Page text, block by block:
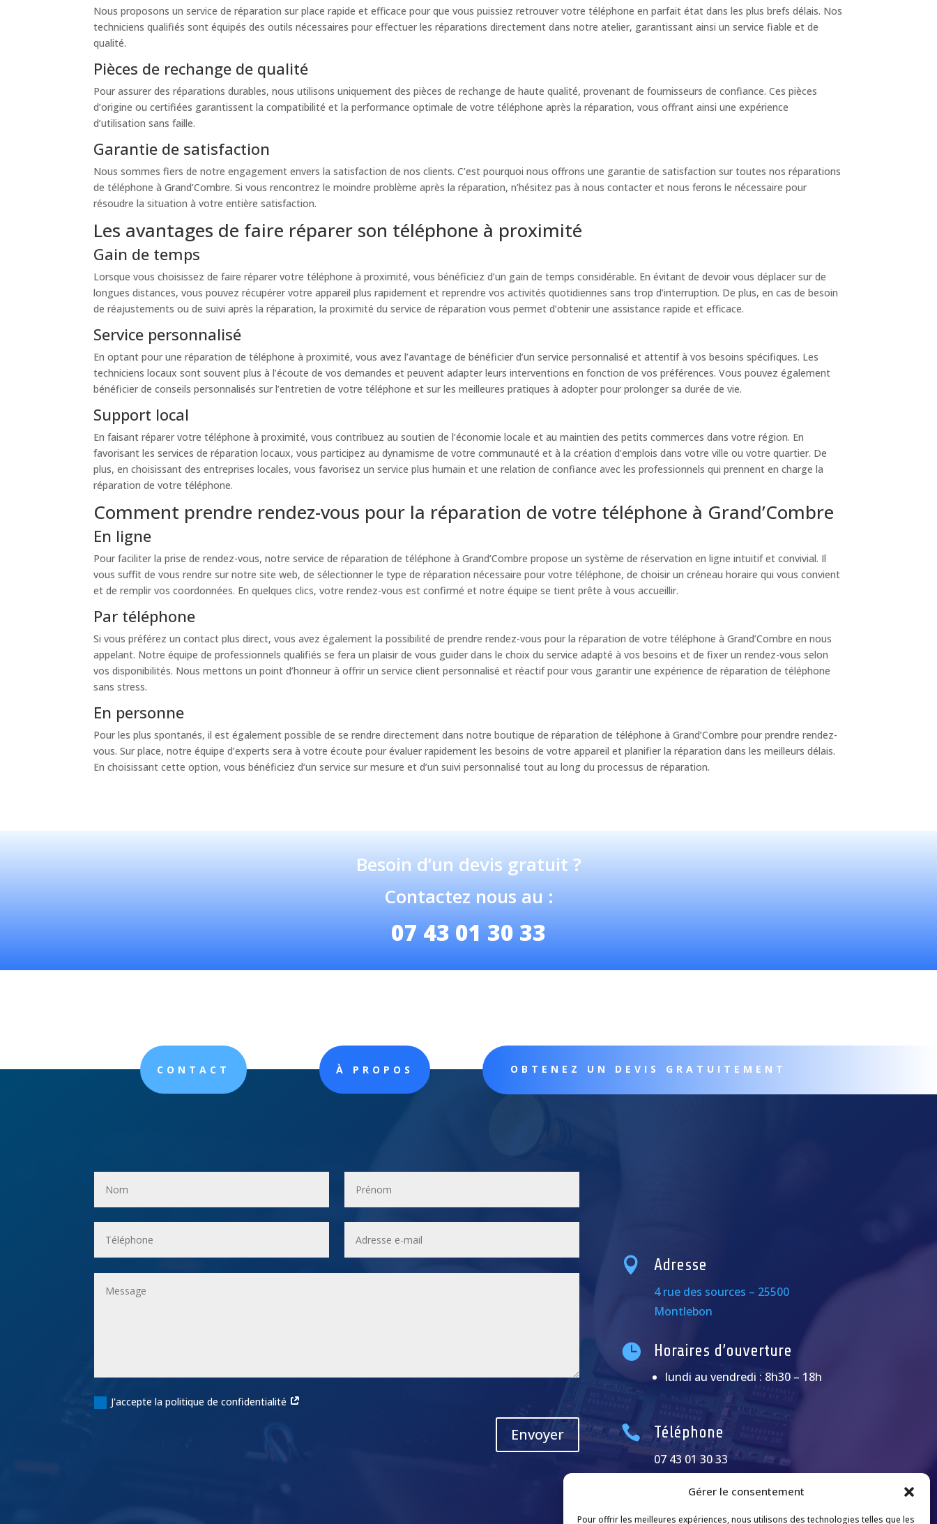
Gérer le consentement
Pour offrir les meilleures expériences, nous utilisons des technologies telles que les
Nous proposons un service de réparation sur place rapide et efficace pour que vous puissiez retrouver votre téléphone en parfait état dans les plus brefs délais. Nos
techniciens qualifiés sont équipés des outils nécessaires pour effectuer les réparations directement dans notre atelier, garantissant ainsi un service fiable et de
qualité.
Pièces de rechange de qualité
Pour assurer des réparations durables, nous utilisons uniquement des pièces de rechange de haute qualité, provenant de fournisseurs de confiance. Ces pièces
d’origine ou certifiées garantissent la compatibilité et la performance optimale de votre téléphone après la réparation, vous offrant ainsi une expérience
d’utilisation sans faille.
Garantie de satisfaction
Nous sommes fiers de notre engagement envers la satisfaction de nos clients. C’est pourquoi nous offrons une garantie de satisfaction sur toutes nos réparations
de téléphone à Grand’Combre. Si vous rencontrez le moindre problème après la réparation, n’hésitez pas à nous contacter et nous ferons le nécessaire pour
résoudre la situation à votre entière satisfaction.
Les avantages de faire réparer son téléphone à proximité
Gain de temps
Lorsque vous choisissez de faire réparer votre téléphone à proximité, vous bénéficiez d’un gain de temps considérable. En évitant de devoir vous déplacer sur de
longues distances, vous pouvez récupérer votre appareil plus rapidement et reprendre vos activités quotidiennes sans trop d’interruption. De plus, en cas de besoin
de réajustements ou de suivi après la réparation, la proximité du service de réparation vous permet d’obtenir une assistance rapide et efficace.
Service personnalisé
En optant pour une réparation de téléphone à proximité, vous avez l’avantage de bénéficier d’un service personnalisé et attentif à vos besoins spécifiques. Les
techniciens locaux sont souvent plus à l’écoute de vos demandes et peuvent adapter leurs interventions en fonction de vos préférences. Vous pouvez également
bénéficier de conseils personnalisés sur l’entretien de votre téléphone et sur les meilleures pratiques à adopter pour prolonger sa durée de vie.
Support local
En faisant réparer votre téléphone à proximité, vous contribuez au soutien de l’économie locale et au maintien des petits commerces dans votre région. En
favorisant les services de réparation locaux, vous participez au dynamisme de votre communauté et à la création d’emplois dans votre ville ou votre quartier. De
plus, en choisissant des entreprises locales, vous favorisez un service plus humain et une relation de confiance avec les professionnels qui prennent en charge la
réparation de votre téléphone.
Comment prendre rendez-vous pour la réparation de votre téléphone à Grand’Combre
En ligne
Pour faciliter la prise de rendez-vous, notre service de réparation de téléphone à Grand’Combre propose un système de réservation en ligne intuitif et convivial. Il
vous suffit de vous rendre sur notre site web, de sélectionner le type de réparation nécessaire pour votre téléphone, de choisir un créneau horaire qui vous convient
et de remplir vos coordonnées. En quelques clics, votre rendez-vous est confirmé et notre équipe se tient prête à vous accueillir.
Par téléphone
Si vous préférez un contact plus direct, vous avez également la possibilité de prendre rendez-vous pour la réparation de votre téléphone à Grand’Combre en nous
appelant. Notre équipe de professionnels qualifiés se fera un plaisir de vous guider dans le choix du service adapté à vos besoins et de fixer un rendez-vous selon
vos disponibilités. Nous mettons un point d’honneur à offrir un service client personnalisé et réactif pour vous garantir une expérience de réparation de téléphone
sans stress.
En personne
Pour les plus spontanés, il est également possible de se rendre directement dans notre boutique de réparation de téléphone à Grand’Combre pour prendre rendez-
vous. Sur place, notre équipe d’experts sera à votre écoute pour évaluer rapidement les besoins de votre appareil et planifier la réparation dans les meilleurs délais.
En choisissant cette option, vous bénéficiez d’un service sur mesure et d’un suivi personnalisé tout au long du processus de réparation.
Besoin d’un devis gratuit ?
Contactez nous au :
07 43 01 30 33
CONTACT À PROPOS OBTENEZ UN DEVIS GRATUITEMENT
J'accepte la politique de confidentialité
Envoyer
 Adresse
4 rue des sources – 25500
Montlebon
 Horaires d’ouverture
lundi au vendredi : 8h30 – 18h
 Téléphone
07 43 01 30 33